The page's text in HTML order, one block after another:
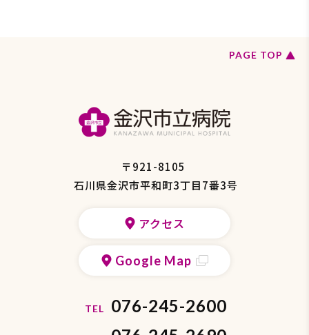
PAGE TOP ペ
〒921-8105
石川県金沢市平和町3丁目7番3号
アクセス
Google Map
TEL 076-245-2600